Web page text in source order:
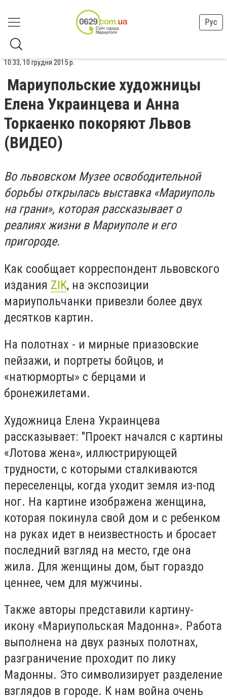
Рус
10:33, 10 грудня 2015 р.
Мариупольские художницы
Елена Украинцева и Анна
Торкаенко покоряют Львов
(ВИДЕО)
Во львовском Музее освободительной
борьбы открылась выставка «Мариуполь
на грани», которая рассказывает о
реалиях жизни в Мариуполе и его
пригороде.
Как сообщает корреспондент львовского
издания ZIK, на экспозиции
мариупольчанки привезли более двух
десятков картин.
На полотнах - и мирные приазовские
пейзажи, и портреты бойцов, и
«натюрморты» с берцами и
бронежилетами.
Художница Елена Украинцева
рассказывает: "Проект начался с картины
«Лотова жена», иллюстрирующей
трудности, с которыми сталкиваются
переселенцы, когда уходит земля из-под
ног. На картине изображена женщина,
которая покинула свой дом и с ребенком
на руках идет в неизвестность и бросает
последний взгляд на место, где она
жила. Для женщины дом, быт гораздо
ценнее, чем для мужчины.
Также авторы представили картину-
икону «Мариупольская Мадонна». Работа
выполнена на двух разных полотнах,
разграничение проходит по лику
Мадонны. Это символизирует разделение
взглядов в городе. К нам война очень